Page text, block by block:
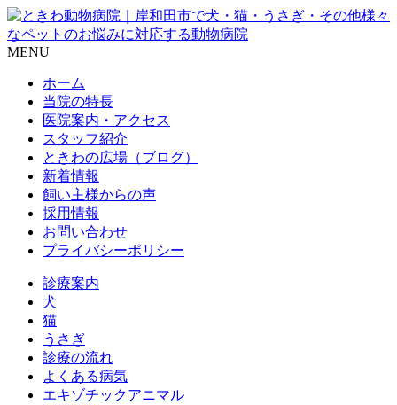
MENU
ホーム
当院の特長
医院案内・アクセス
スタッフ紹介
ときわの広場（ブログ）
新着情報
飼い主様からの声
採用情報
お問い合わせ
プライバシーポリシー
診療案内
犬
猫
うさぎ
診療の流れ
よくある病気
エキゾチックアニマル